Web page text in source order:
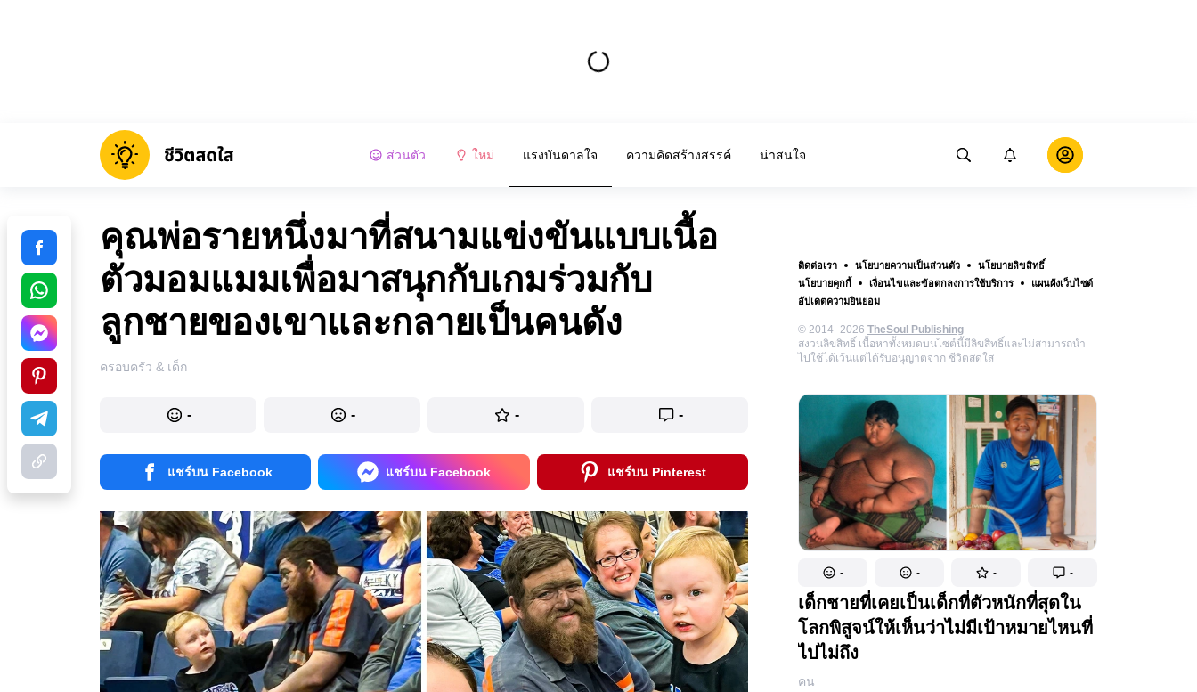
ส่วนตัว ใหม่ แรงบันดาลใจ ความคิดสร้างสรรค์ น่าสนใจ
ติดต่อเรา นโยบายความเป็นส่วนตัว
นโยบายลิขสิทธิ์
นโยบายคุกกี้
เงื่อนไขและข้อตกลงการใช้บริการ
แผนผังเว็บไซต์
อัปเดตความยินยอม
© 2014–2026 TheSoul Publishing
สงวนลิขสิทธิ์ เนื้อหาทั้งหมดบนไซต์นี้มีลิขสิทธิ์และไม่สามารถนำ
ไปใช้ได้เว้นแต่ได้รับอนุญาตจาก ชีวิตสดใส
- - - -
เด็กชายที่เคยเป็นเด็กที่ตัวหนักที่สุดใน
โลกพิสูจน์ให้เห็นว่าไม่มีเป้าหมายไหนที่
ไปไม่ถึง
คน
คุณพ่อรายหนึ่งมาที่สนามแข่งขันแบบเนื้อ
ตัวมอมแมมเพื่อมาสนุกกับเกมร่วมกับ
ลูกชายของเขาและกลายเป็นคนดัง
ครอบครัว & เด็ก
- - - -
แชร์บน Facebook แชร์บน Facebook แชร์บน Pinterest